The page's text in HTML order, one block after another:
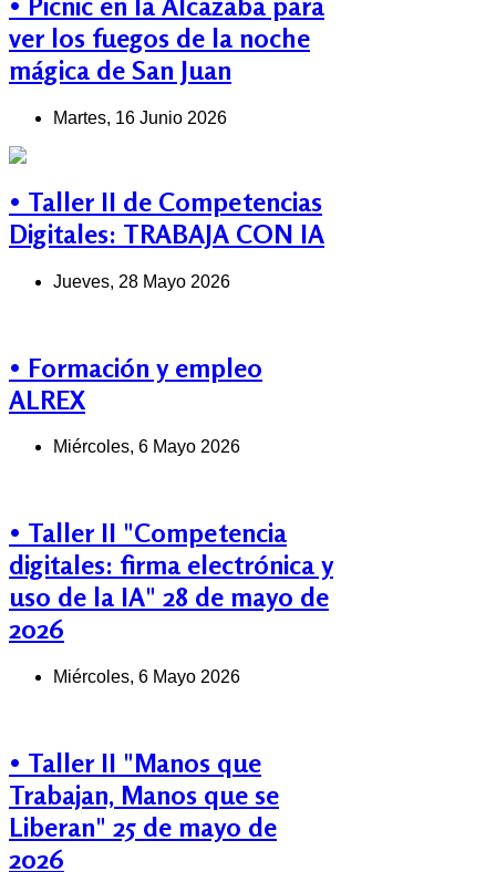
ver los fuegos de la noche
mágica de San Juan
Martes, 16 Junio 2026
• Taller II de Competencias
Digitales: TRABAJA CON IA
Jueves, 28 Mayo 2026
• Formación y empleo
ALREX
Miércoles, 6 Mayo 2026
• Taller II "Competencia
digitales: firma electrónica y
uso de la IA" 28 de mayo de
2026
Miércoles, 6 Mayo 2026
• Taller II "Manos que
Trabajan, Manos que se
Liberan" 25 de mayo de
2026